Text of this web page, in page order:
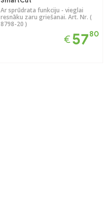
Ar sprūdrata funkciju - vieglai
resnāku zaru griešanai. Art. Nr. (
8798-20 )
€5780